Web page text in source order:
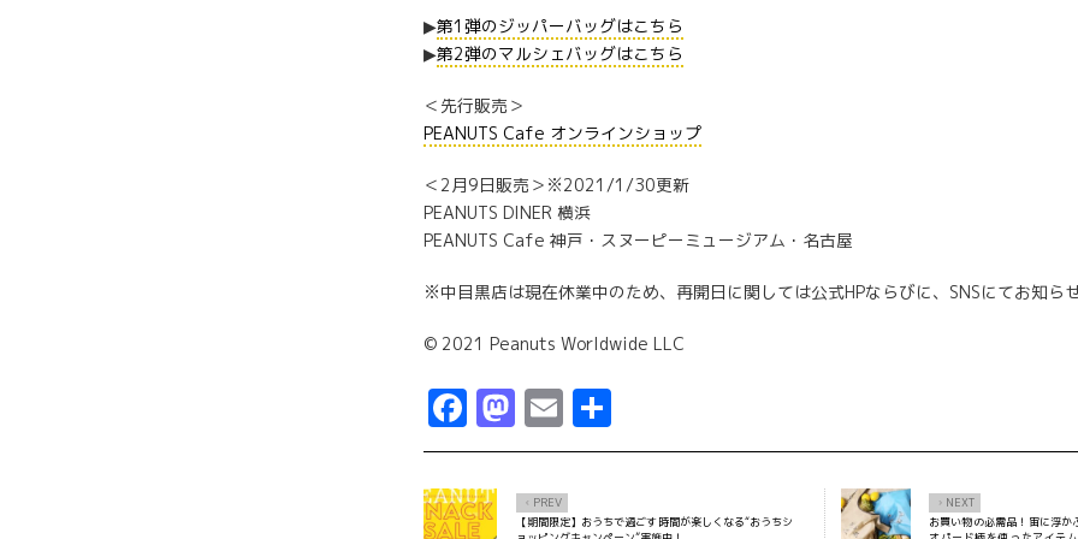
▶第1弾のジッパーバッグはこちら
▶第2弾のマルシェバッグはこちら
＜先行販売＞
PEANUTS Cafe オンラインショップ
＜2月9日販売＞※2021/1/30更新
PEANUTS DINER 横浜
PEANUTS Cafe 神戸・スヌーピーミュージアム・名古屋
※中目黒店は現在休業中のため、再開日に関しては公式HPならびに、SNSにてお知ら
© 2021 Peanuts Worldwide LLC
Facebook
Mastodon
Email
有
Ô PREV
【期間限定】おうちで過ごす時間が楽しくなる“おうちシ
× NEXT
お買い物の必需品！宙に浮か